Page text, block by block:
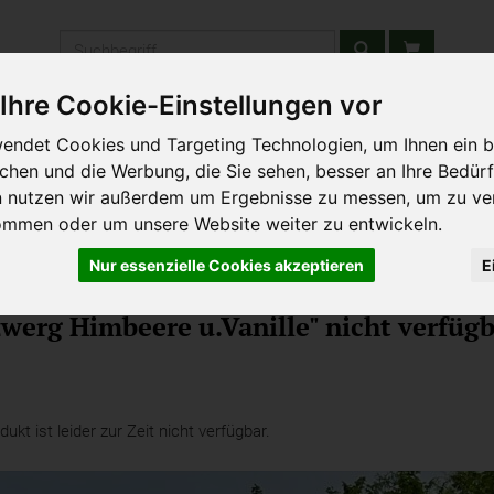
Cookie-Einstellungen vor
Cookies und Targeting Technologien, um Ihnen ein
und die Werbung, die Sie sehen, besser an Ihre
nutzen wir außerdem um Ergebnisse zu messen, um zu
oder um unsere Website weiter zu entwickeln.
Nur essenzielle Cookies akzeptieren
& Schulen Liefergebiet Wochenmarkt Unsere
Joghurts
Himbeere u.Vanille" nicht
ist leider zur Zeit nicht verfügbar.